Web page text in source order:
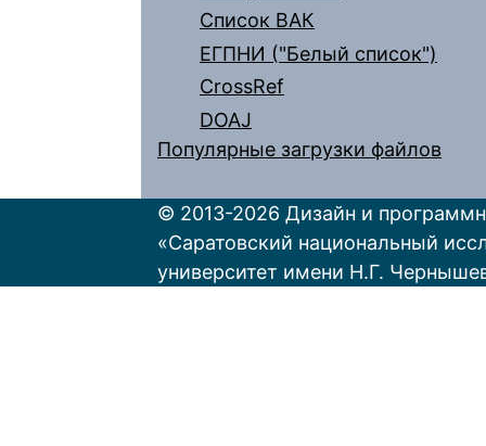
Список ВАК
ЕГПНИ ("Белый список")
CrossRef
DOAJ
Популярные загрузки файлов
© 2013-2026 Дизайн и
«Саратовский национальный
университет имени Н.Г.